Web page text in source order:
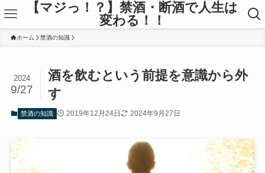
【マジっ！？】禁酒・断酒で人生は
変わる！！
ホーム 禁酒の知識
酒を飲むという前提を意識から外
す
2024
9/27
禁酒の知識 2019年12月24日 2024年9月27日